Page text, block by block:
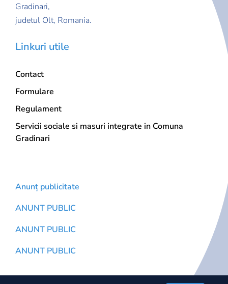
Gradinari,
judetul Olt, Romania.
Linkuri utile
Contact
Formulare
Regulament
Servicii sociale si masuri integrate in Comuna
Gradinari
Anunț publicitate
ANUNT PUBLIC
ANUNT PUBLIC
ANUNT PUBLIC